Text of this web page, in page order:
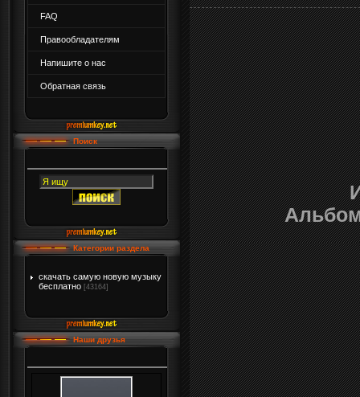
FAQ
Правообладателям
Напишите о нас
Обратная связь
Поиск
Категории раздела
скачать самую новую музыку
бесплатно [43164]
Наши друзья